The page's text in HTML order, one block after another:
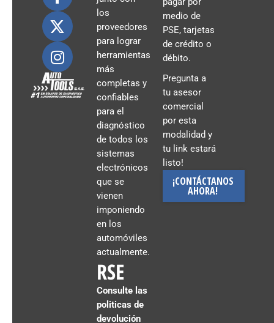
los
proveedores
para lograr
herramientas
más
completas y
confiables
para el
diagnóstico
de todos los
sistemas
electrónicos
que se
vienen
imponiendo
en los
automóviles
actualmente.
RSE
Consulte las
politicas de
devolución
medio de
PSE, tarjetas
de crédito o
débito.
Pregunta a
tu asesor
comercial
por esta
modalidad y
tu link estará
listo!
¡CONTÁCTANOS
AHORA!